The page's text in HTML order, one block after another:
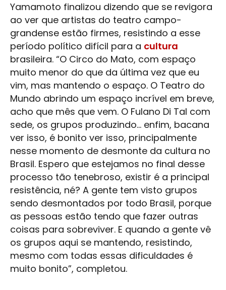
Yamamoto finalizou dizendo que se revigora
ao ver que artistas do teatro campo-
grandense estão firmes, resistindo a esse
período político difícil para a cultura
brasileira. “O Circo do Mato, com espaço
muito menor do que da última vez que eu
vim, mas mantendo o espaço. O Teatro do
Mundo abrindo um espaço incrível em breve,
acho que mês que vem. O Fulano Di Tal com
sede, os grupos produzindo... enfim, bacana
ver isso, é bonito ver isso, principalmente
nesse momento de desmonte da cultura no
Brasil. Espero que estejamos no final desse
processo tão tenebroso, existir é a principal
resistência, né? A gente tem visto grupos
sendo desmontados por todo Brasil, porque
as pessoas estão tendo que fazer outras
coisas para sobreviver. E quando a gente vê
os grupos aqui se mantendo, resistindo,
mesmo com todas essas dificuldades é
muito bonito”, completou.